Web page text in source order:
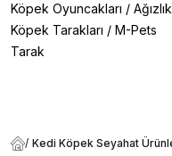
Köpek Oyuncakları /
Köpek Tarakları / M-Pets
Tarak
/ Kedi Köpek Seyahat